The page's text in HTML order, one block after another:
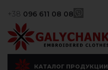
+38 096 611 08 08
КАТАЛОГ ПРОДУКЦИИ